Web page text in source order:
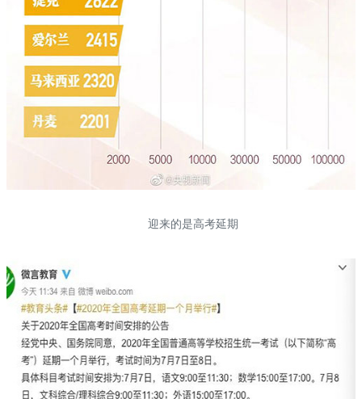
迎来的是高考延期